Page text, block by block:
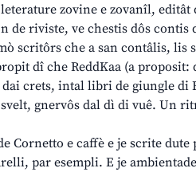
zovine e zovanîl, editât
de riviste, ve chestis dôs
scritôrs che a san contâlis,
dî che ReddKaa (a proposit:
crets, intal libri de giungle di
gnervôs dal dì di vuê. Un
Cornetto e caffè e je scrite
par esempli. E je